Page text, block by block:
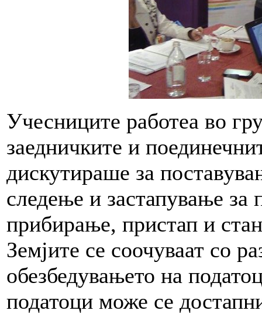
Учесниците работеа во
заедничките и
дискутираше за
следење и застапување
прибирање, пристап и
Земјите се соочуваат со
обезбедувањето на
податоци може се